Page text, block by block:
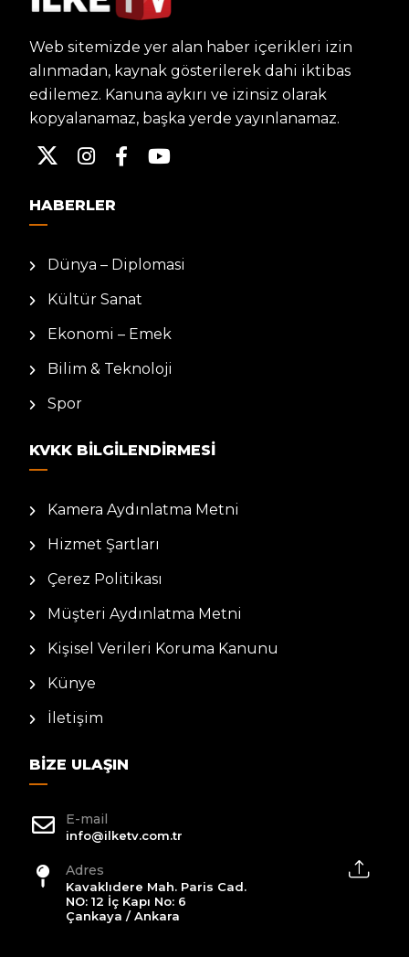
Web sitemizde yer alan haber içerikleri izin
alınmadan, kaynak gösterilerek dahi iktibas
edilemez. Kanuna aykırı ve izinsiz olarak
kopyalanamaz, başka yerde yayınlanamaz.
HABERLER
Dünya – Diplomasi
Kültür Sanat
Ekonomi – Emek
Bilim & Teknoloji
Spor
KVKK BILGILENDIRMESI
Kamera Aydınlatma Metni
Hizmet Şartları
Çerez Politikası
Müşteri Aydınlatma Metni
Kişisel Verileri Koruma Kanunu
Künye
İletişim
BIZE ULAŞIN
E-mail
info@ilketv.com.tr
Adres
Kavaklıdere Mah. Paris Cad.
NO: 12 İç Kapı No: 6
Çankaya / Ankara